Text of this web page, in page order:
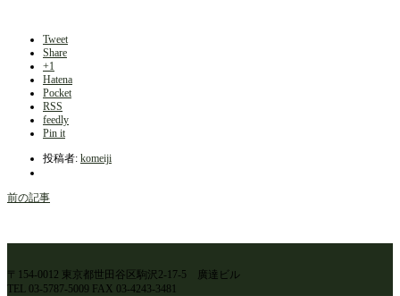
Tweet
Share
+1
Hatena
Pocket
RSS
feedly
Pin it
投稿者: komeiji
前の記事
〒154-0012 東京都世田谷区駒沢2-17-5 廣達ビル
TEL 03-5787-5009 FAX 03-4243-3481